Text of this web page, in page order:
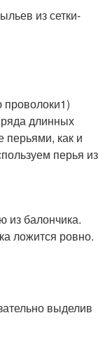
из сетки-
длинных
перьями, как и
перья из
из балончика.
ложится ровно.
выделив